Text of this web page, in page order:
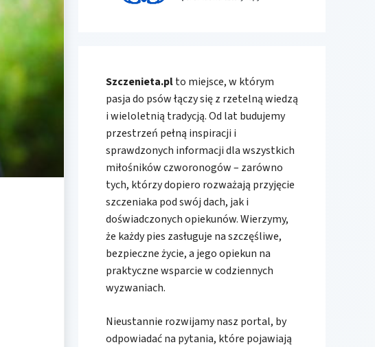
Szczenieta.plto miejsce, w którym
pasja do psów łączy się z rzetelną wiedzą
i wieloletnią tradycją. Od lat budujemy
przestrzeń pełną inspiracji i
sprawdzonych informacji dla wszystkich
miłośników czworonogów – zarówno
tych, którzy dopiero rozważają przyjęcie
szczeniaka pod swój dach, jak i
doświadczonych opiekunów. Wierzymy,
że każdy pies zasługuje na szczęśliwe,
bezpieczne życie, a jego opiekun na
praktyczne wsparcie w codziennych
wyzwaniach.
Nieustannie rozwijamy nasz portal, by
odpowiadać na pytania, które pojawiają